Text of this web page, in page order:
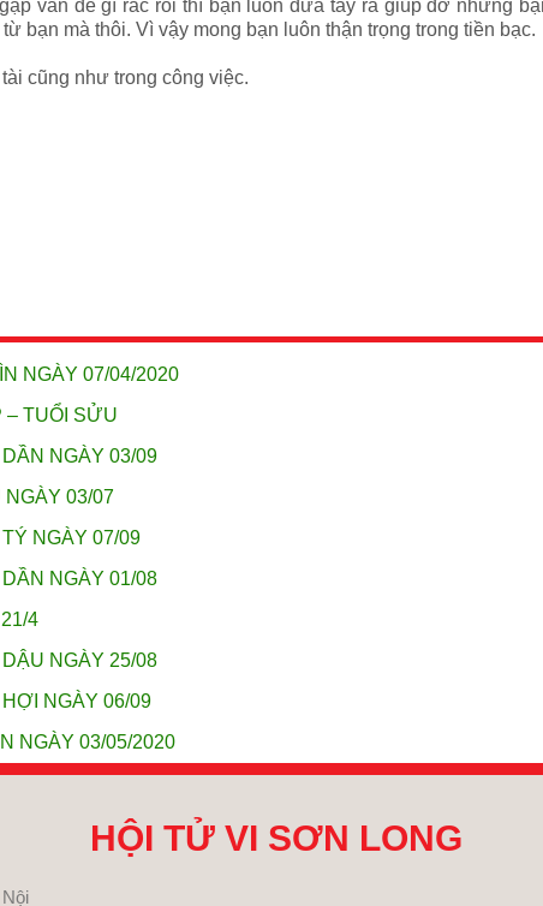
vấn đề gì rắc rối thì bạn luôn đưa tay ra giúp đỡ những
bạn mà thôi. Vì vậy mong bạn luôn thận trọng trong tiền bạc.
cũng như trong công việc.
NGÀY 07/04/2020
– TUỔI SỬU
NGÀY 03/09
03/07
NGÀY 07/09
NGÀY 01/08
4
NGÀY 25/08
NGÀY 06/09
NGÀY 03/05/2020
HỘI TỬ VI SƠN LONG